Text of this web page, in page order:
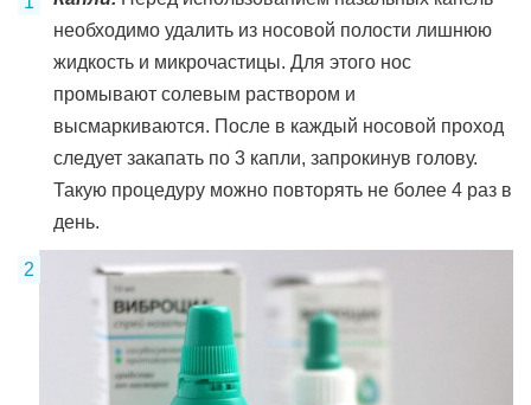
необходимо удалить из носовой полости лишнюю
жидкость и микрочастицы. Для этого нос
промывают солевым раствором и
высмаркиваются. После в каждый носовой проход
следует закапать по 3 капли, запрокинув голову.
Такую процедуру можно повторять не более 4 раз в
день.